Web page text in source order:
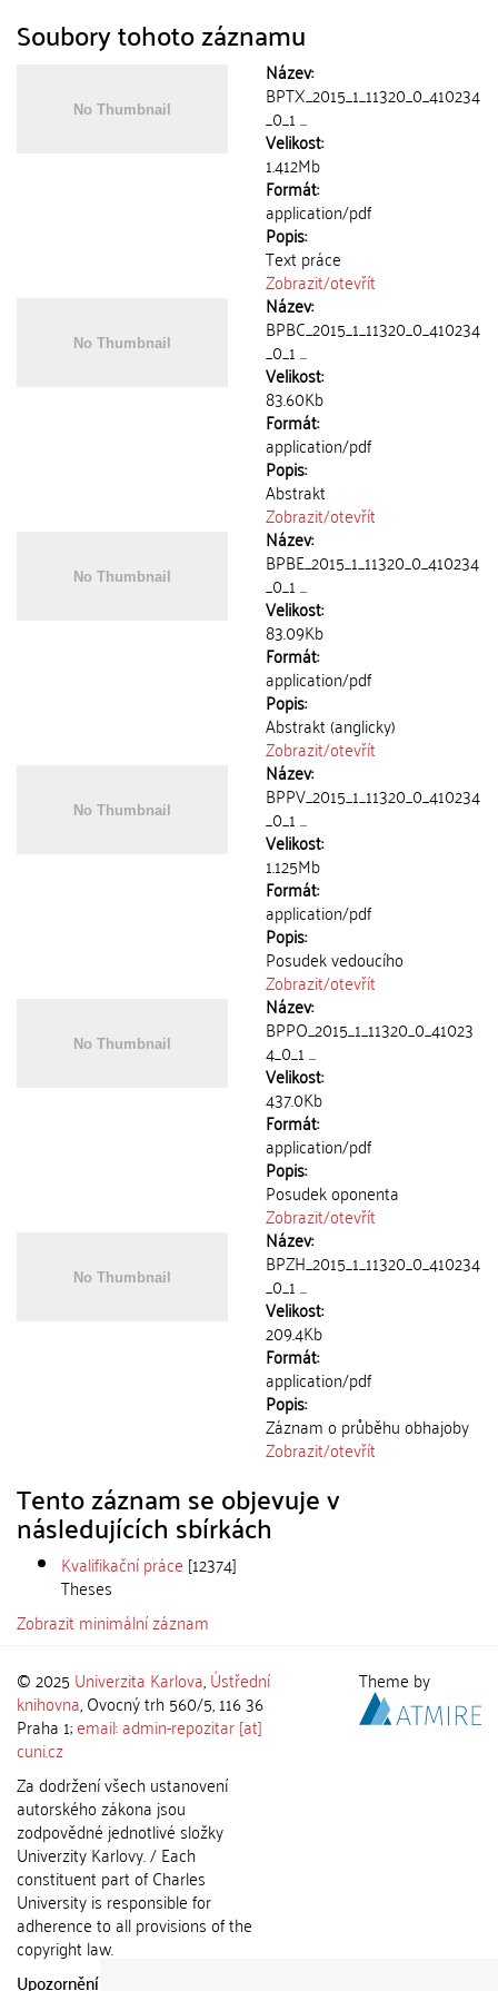
Soubory tohoto záznamu
Název:
BPTX_2015_1_11320_0_410234
_0_1 ...
Velikost:
1.412Mb
Formát:
application/pdf
Popis:
Text práce
Zobrazit/otevřít
Název:
BPBC_2015_1_11320_0_410234
_0_1 ...
Velikost:
83.60Kb
Formát:
application/pdf
Popis:
Abstrakt
Zobrazit/otevřít
Název:
BPBE_2015_1_11320_0_410234
_0_1 ...
Velikost:
83.09Kb
Formát:
application/pdf
Popis:
Abstrakt (anglicky)
Zobrazit/otevřít
Název:
BPPV_2015_1_11320_0_410234
_0_1 ...
Velikost:
1.125Mb
Formát:
application/pdf
Popis:
Posudek vedoucího
Zobrazit/otevřít
Název:
BPPO_2015_1_11320_0_41023
4_0_1 ...
Velikost:
437.0Kb
Formát:
application/pdf
Popis:
Posudek oponenta
Zobrazit/otevřít
Název:
BPZH_2015_1_11320_0_410234
_0_1 ...
Velikost:
209.4Kb
Formát:
application/pdf
Popis:
Záznam o průběhu obhajoby
Zobrazit/otevřít
Tento záznam se objevuje v
následujících sbírkách
Kvalifikační práce [12374]
Theses
Zobrazit minimální záznam
© 2025 Univerzita Karlova,Ústřední
knihovna, Ovocný trh 560/5, 116 36
Praha 1;email: admin-repozitar [at]
cuni.cz
Za dodržení všech ustanovení
autorského zákona jsou
zodpovědné jednotlivé složky
Univerzity Karlovy. / Each
constituent part of Charles
University is responsible for
adherence to all provisions of the
copyright law.
Upozornění / Notice:
Theme by